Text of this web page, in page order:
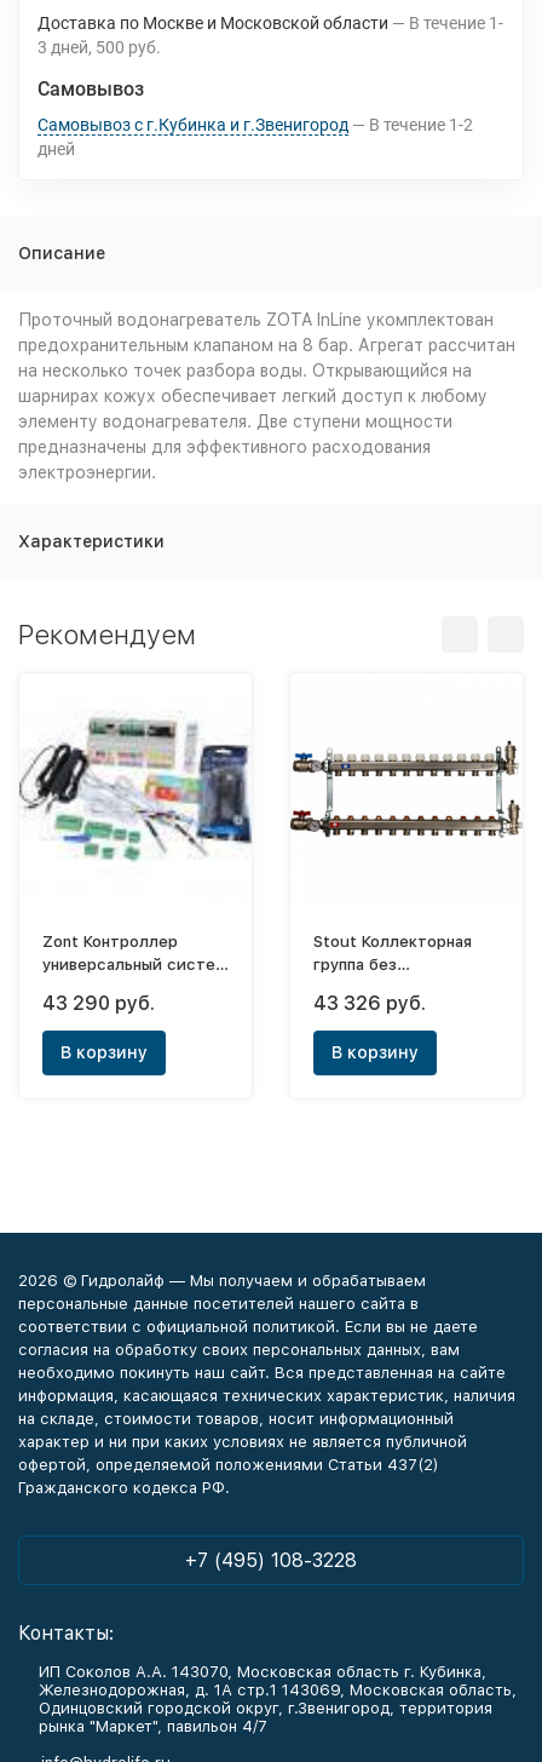
Доставка по Москве и Московской области В течение 1-
3 дней 500 руб.
Самовывоз
Самовывоз с г.Кубинка и г.Звенигород В течение 1-2
дней
Описание
Проточный водонагреватель ZOTA InLine укомплектован
предохранительным клапаном на 8 бар. Агрегат рассчитан
на несколько точек разбора воды. Открывающийся на
шарнирах кожух обеспечивает легкий доступ к любому
элементу водонагревателя. Две ступени мощности
предназначены для эффективного расходования
электроэнергии.
Характеристики
Рекомендуем
Zont Контроллер
универсальный систем
расширенный H-2000
(729)
43 290 руб.
В корзину
Stout Коллекторная
группа без
регулировочными
вентилями 1"x3/4" - 12
выходов
43 326 руб.
В корзину
2026 © Гидролайф — Мы получаем и обрабатываем
персональные данные посетителей нашего сайта в
соответствии с официальной политикой. Если вы не даете
согласия на обработку своих персональных данных, вам
необходимо покинуть наш сайт. Вся представленная на сайте
информация, касающаяся технических характеристик, наличия
на складе, стоимости товаров, носит информационный
характер и ни при каких условиях не является публичной
офертой, определяемой положениями Статьи 437(2)
Гражданского кодекса РФ.
+7 (495) 108-3228
Контакты:
ИП Соколов А.А. 143070, Московская область г. Кубинка,
Железнодорожная, д. 1А стр.1 143069, Московская область,
Одинцовский городской округ, г.Звенигород, территория
рынка "Маркет", павильон 4/7